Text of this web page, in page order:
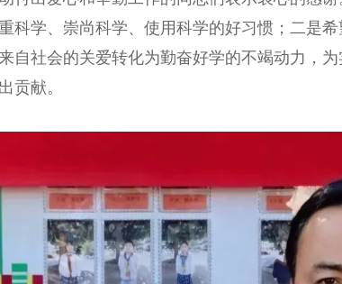
科学、崇尚科学、使用科学的好习惯；二是
自社会的关爱转化为勤奋好学的不竭动力，
贡献。